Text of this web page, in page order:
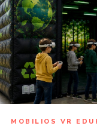
MOBILIOS VR